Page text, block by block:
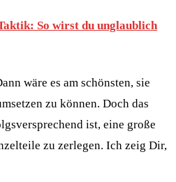
So wirst du unglaublich
wäre es am schönsten, sie
zu können. Doch das
ist, eine große
zu zerlegen. Ich zeig Dir,